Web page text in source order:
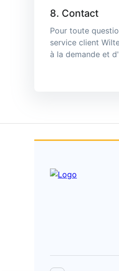
8. Contact
Pour toute
service client
à la demande et